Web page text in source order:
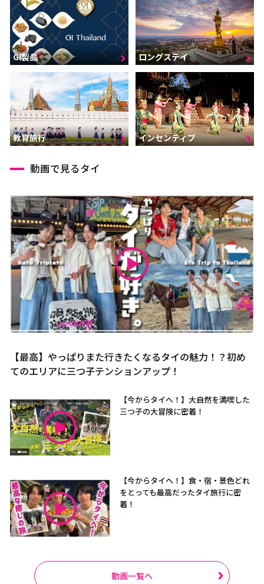
GI製品 ロングステイ
教育旅行 インセンティブ
動画で見るタイ
【最高】やっぱりまた行きたくなるタイの魅力！？初め
てのエリアに三つ子テンションアップ！
【今からタイへ！】大自然を満喫した
三つ子の大冒険に密着！
【今からタイへ！】食・宿・景色どれ
をとっても最高だったタイ旅行に密
着！
動画一覧へ